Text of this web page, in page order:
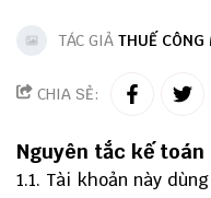
TÁC GIẢ THUẾ CÔNG
CHIA SẺ:
Nguyên tắc kế toán
1.1. Tài khoản này